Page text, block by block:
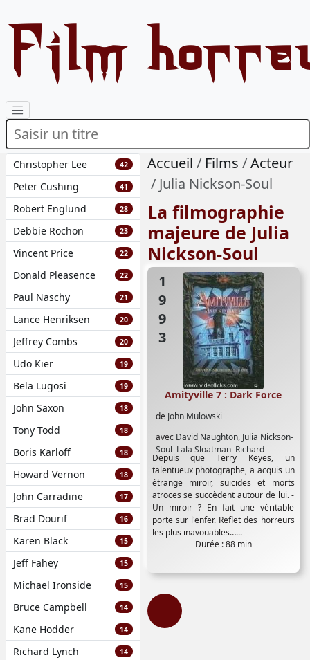
Film
Christopher Lee 42
Peter Cushing 41
Robert Englund 28
Debbie Rochon 23
Vincent Price 22
Donald Pleasence 22
Paul Naschy 21
Lance Henriksen 20
Jeffrey Combs 20
Udo Kier 19
Bela Lugosi 19
John Saxon 18
Tony Todd 18
Boris Karloff 18
Howard Vernon 18
John Carradine 17
Brad Dourif 16
Karen Black 15
Jeff Fahey 15
Michael Ironside 15
Bruce Campbell 14
Kane Hodder 14
Richard Lynch 14
Accueil Films
Acteur
Julia Nickson-Soul
La filmographie
majeure de Julia
Nickson-Soul
1993
de John Mulowski
avec David Naughton, Julia Nickson-
Soul Lala Sloatman, Richard
Roundtree,Ross Partridge,Terry
O'Quinn
Amityville 7 : Dark Force
Depuis que Terry Keyes, un
talentueux photographe, a acquis un
étrange miroir, suicides et morts
atroces se succèdent autour de lui. -
Un miroir ? En fait une véritable
porte sur l'enfer. Reflet des horreurs
les plus inavouables…...
Durée : 88 min